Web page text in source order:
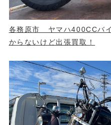
各務原市 ヤマハ400CCバ
からないけど出張買取！